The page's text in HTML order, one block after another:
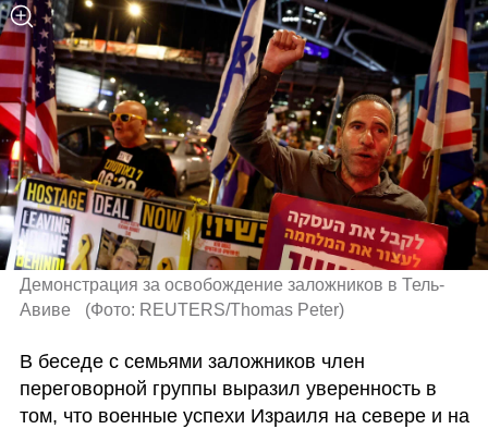
Демонстрация за освобождение заложников в Тель-
Авиве
(Фото: REUTERS/Thomas Peter)
В беседе с семьями заложников член
переговорной группы выразил уверенность в
том, что военные успехи Израиля на севере и на